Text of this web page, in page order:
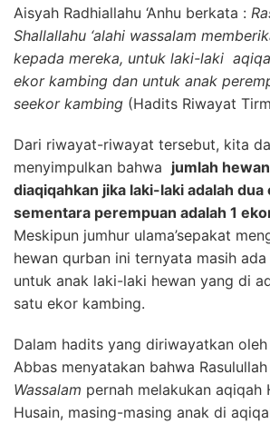
Aisyah Radhiallahu ‘Anhu berkata :
Shallallahu ‘alahi wassalam
kepada mereka, untuk laki-laki
ekor kambing dan untuk anak
seekor kambing (Hadits Riwayat
Dari riwayat-riwayat tersebut, kita
menyimpulkan bahwa jumlah
diaqiqahkan jika laki-laki adalah
sementara perempuan adalah 1
Meskipun jumhur ulama’sepakat
hewan qurban ini ternyata masih
untuk anak laki-laki hewan yang di
satu ekor kambing.
Dalam hadits yang diriwayatkan oleh
Abbas menyatakan bahwa Rasulullah
Wassalam pernah melakukan aqiqah
Husain, masing-masing anak di